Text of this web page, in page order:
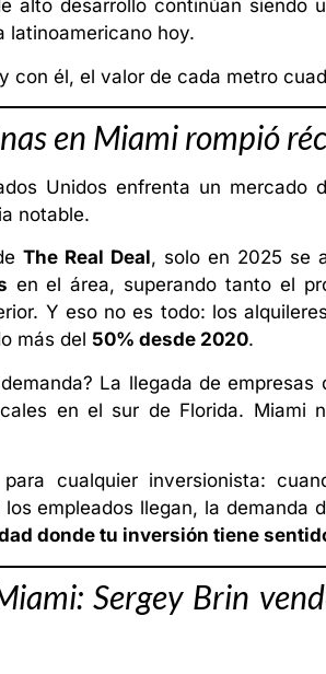
alto desarrollo continúan siendo
latinoamericano hoy.
con él, el valor de cada metro
en Miami rompió
Unidos enfrenta un mercado
notable.
The Real Deal, solo en 2025 se
en el área, superando tanto el
Y eso no es todo: los
más del 50% desde 2020.
La llegada de
en el sur de Florida.
cualquier inversionista:
empleados llegan, la demanda
donde tu inversión tiene
Sergey Brin